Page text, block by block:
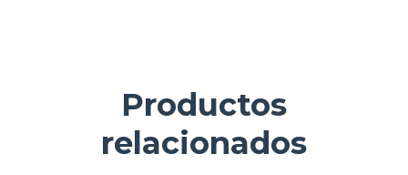
Productos
relacionados